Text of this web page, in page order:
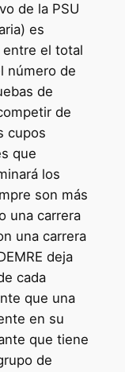
de la PSU
es
el total
número de
de
de
cupos
que
los
son más
una carrera
una carrera
deja
cada
que una
en su
que tiene
de